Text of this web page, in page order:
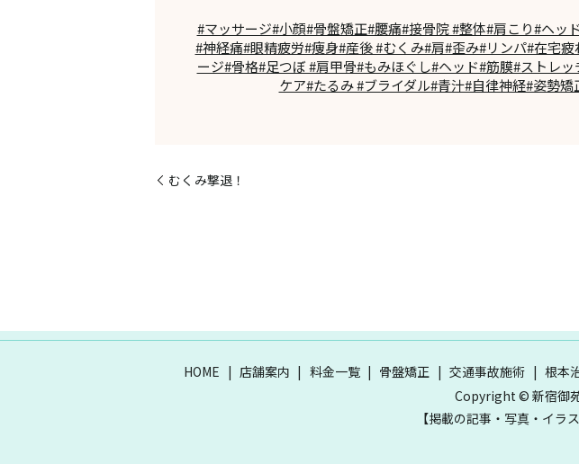
#マッサージ#小顔#骨盤矯正#腰痛#接骨院 #整体#肩こり#ヘッ
#神経痛#眼精疲労#痩身#産後 #むくみ#肩#歪み#リンパ#在宅
ージ#骨格#足つぼ #肩甲骨#もみほぐし#ヘッド#筋膜#ストレ
ケア#たるみ #ブライダル#青汁#自律神経#姿勢
むくみ撃退！
HOME 店舗案内 料金一覧 骨盤矯正 交通事故施術 根本
Copyright © 新宿御
【掲載の記事・写真・イラ